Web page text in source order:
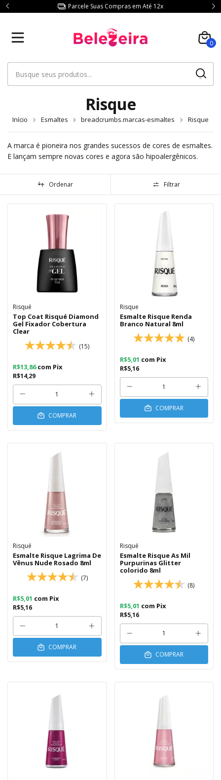
Consulte Frete p/ sua Região.
0
Risque
Início Esmaltes breadcrumbs.marcas-esmaltes Risque
A marca é pioneira nos grandes sucessos de cores de esmaltes.
E lançam sempre novas cores e agora são hipoalergênicos.
Ordenar Filtrar
Risqué
Top Coat Risqué Diamond
Gel Fixador Cobertura
Clear
(15)
R$14,29
R$13,86com Pix
COMPRAR
Risque
Esmalte Risque Renda
Branco Natural 8ml
(4)
R$5,16
R$5,01 com Pix
COMPRAR
Risqué
Esmalte Risque Lagrima De
Vênus Nude Rosado 8ml
(7)
R$5,16
R$5,01 com Pix
COMPRAR
Risqué
Esmalte Risque As Mil
Purpurinas Glitter
colorido 8ml
(8)
R$5,16
R$5,01 com Pix
COMPRAR